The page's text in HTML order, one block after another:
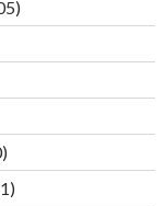
105
Produkte
10
Produkte
11